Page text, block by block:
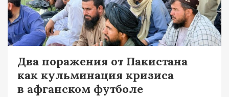
Два поражения от Пакистана
как кульминация кризиса
в афганском футболе